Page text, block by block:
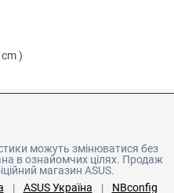
)
можуть змінюватися без
в ознайомчих цілях. Продаж
магазин ASUS.
| ASUS Україна | NBconfig